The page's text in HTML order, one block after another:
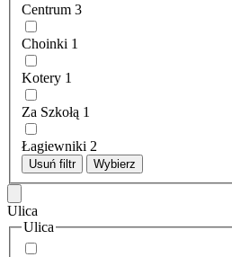
Centrum 3
Choinki 1
Kotery 1
Za Szkołą 1
Łagiewniki 2
Usuń filtr Wybierz
Ulica
Ulica